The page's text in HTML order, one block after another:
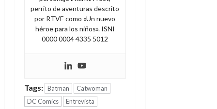
perrito de aventuras descrito
por RTVE como «Un nuevo
héroe para los niños». ISNI
0000 0004 4335 5012
Tags: Batman
Catwoman
DC Comics
Entrevista